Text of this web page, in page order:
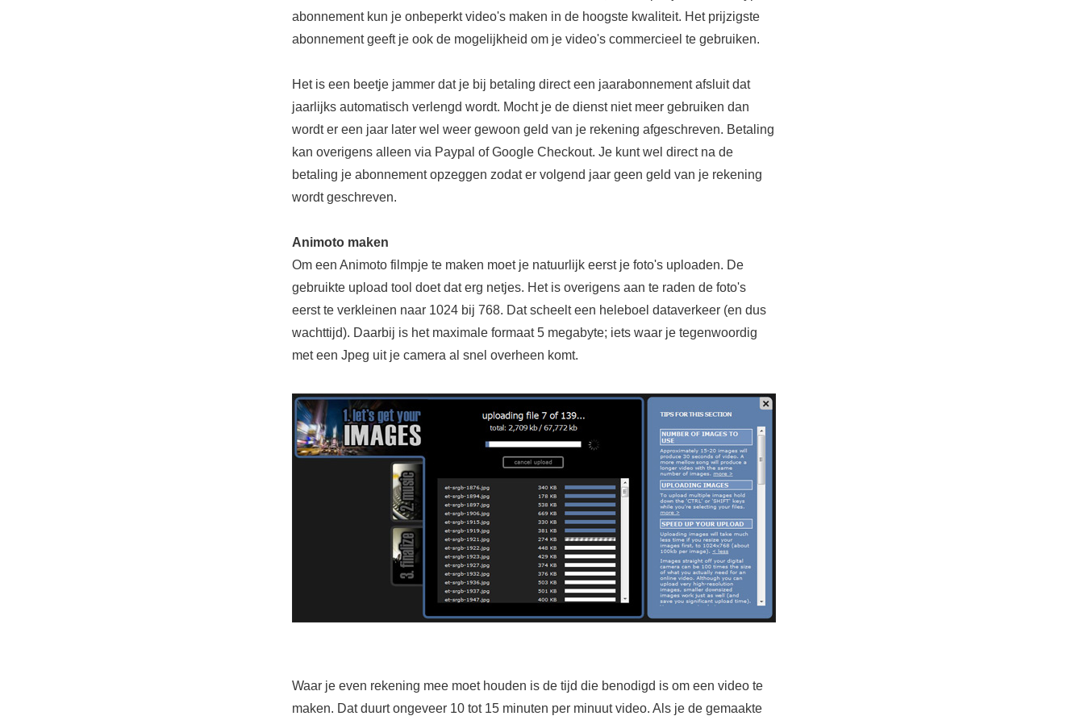
abonnement kun je onbeperkt video's maken in de hoogste kwaliteit. Het prijzigste
abonnement geeft je ook de mogelijkheid om je video's commercieel te gebruiken.
Het is een beetje jammer dat je bij betaling direct een jaarabonnement afsluit dat
jaarlijks automatisch verlengd wordt. Mocht je de dienst niet meer gebruiken dan
wordt er een jaar later wel weer gewoon geld van je rekening afgeschreven. Betaling
kan overigens alleen via Paypal of Google Checkout. Je kunt wel direct na de
betaling je abonnement opzeggen zodat er volgend jaar geen geld van je rekening
wordt geschreven.
Animoto maken
Om een Animoto filmpje te maken moet je natuurlijk eerst je foto's uploaden. De
gebruikte upload tool doet dat erg netjes. Het is overigens aan te raden de foto's
eerst te verkleinen naar 1024 bij 768. Dat scheelt een heleboel dataverkeer (en dus
wachttijd). Daarbij is het maximale formaat 5 megabyte; iets waar je tegenwoordig
met een Jpeg uit je camera al snel overheen komt.
Waar je even rekening mee moet houden is de tijd die benodigd is om een video te
maken. Dat duurt ongeveer 10 tot 15 minuten per minuut video. Als je de gemaakte